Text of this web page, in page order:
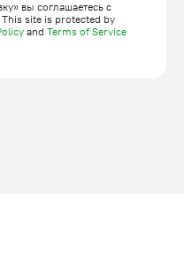
вы соглашаетесь с
This site is protected by
and Terms of Service